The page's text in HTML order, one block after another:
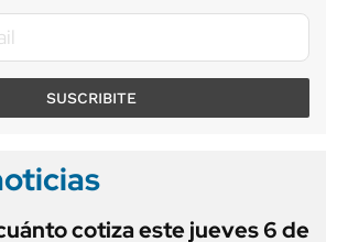
SUSCRIBITE
cotiza este jueves 6 de